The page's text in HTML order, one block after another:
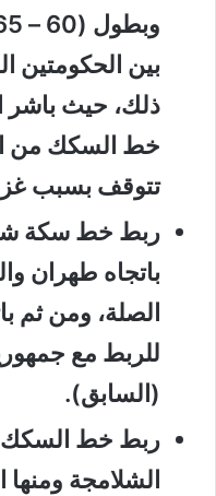
بين الحكومتين
ذلك، حيث باشر
خط السكك من
تتوقف بسبب غزو
ربط خط سكة
باتجاه طهران
الصلة، ومن ثم
للربط مع
(السابق).
ربط خط السكك
الشلامجة ومنها